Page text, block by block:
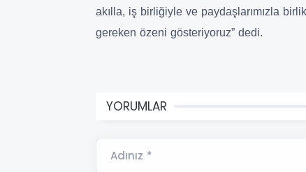
akılla, iş birliğiyle ve paydaşlarımızla
gereken özeni gösteriyoruz” dedi.
YORUMLAR
Adınız *